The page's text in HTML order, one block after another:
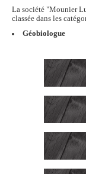
La société "Mounier
classée dans les
Géobiologue